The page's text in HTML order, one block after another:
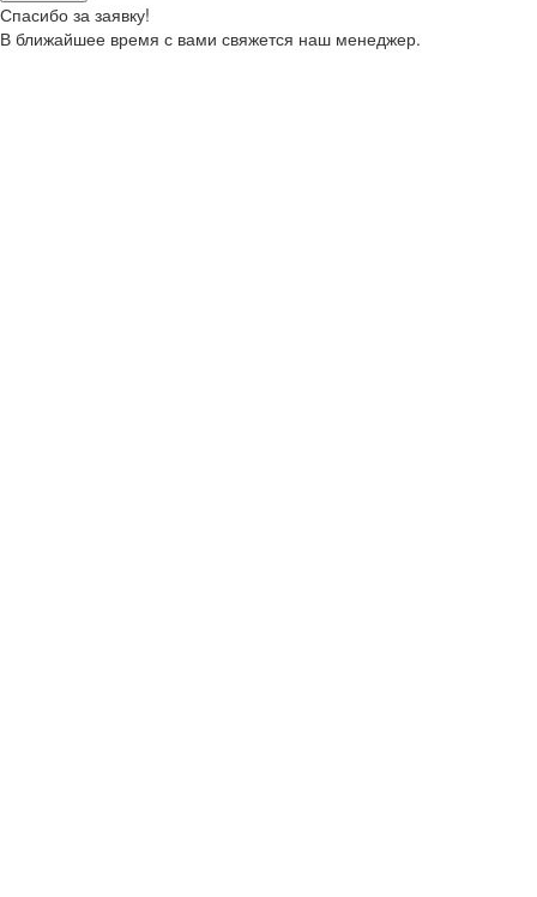
Спасибо за заявку!
В ближайшее время с вами свяжется наш менеджер.